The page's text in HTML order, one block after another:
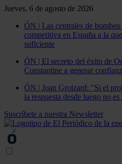
Jueves, 6 de agosto de 2026
ÓN | Las centrales de
competitiva en España a la
suficiente
ÓN | El secreto del éxito de
Constantine a generar
ÓN | Joan Groizard: "Si el
la respuesta desde luego no
Suscríbete a nuestra Newsletter